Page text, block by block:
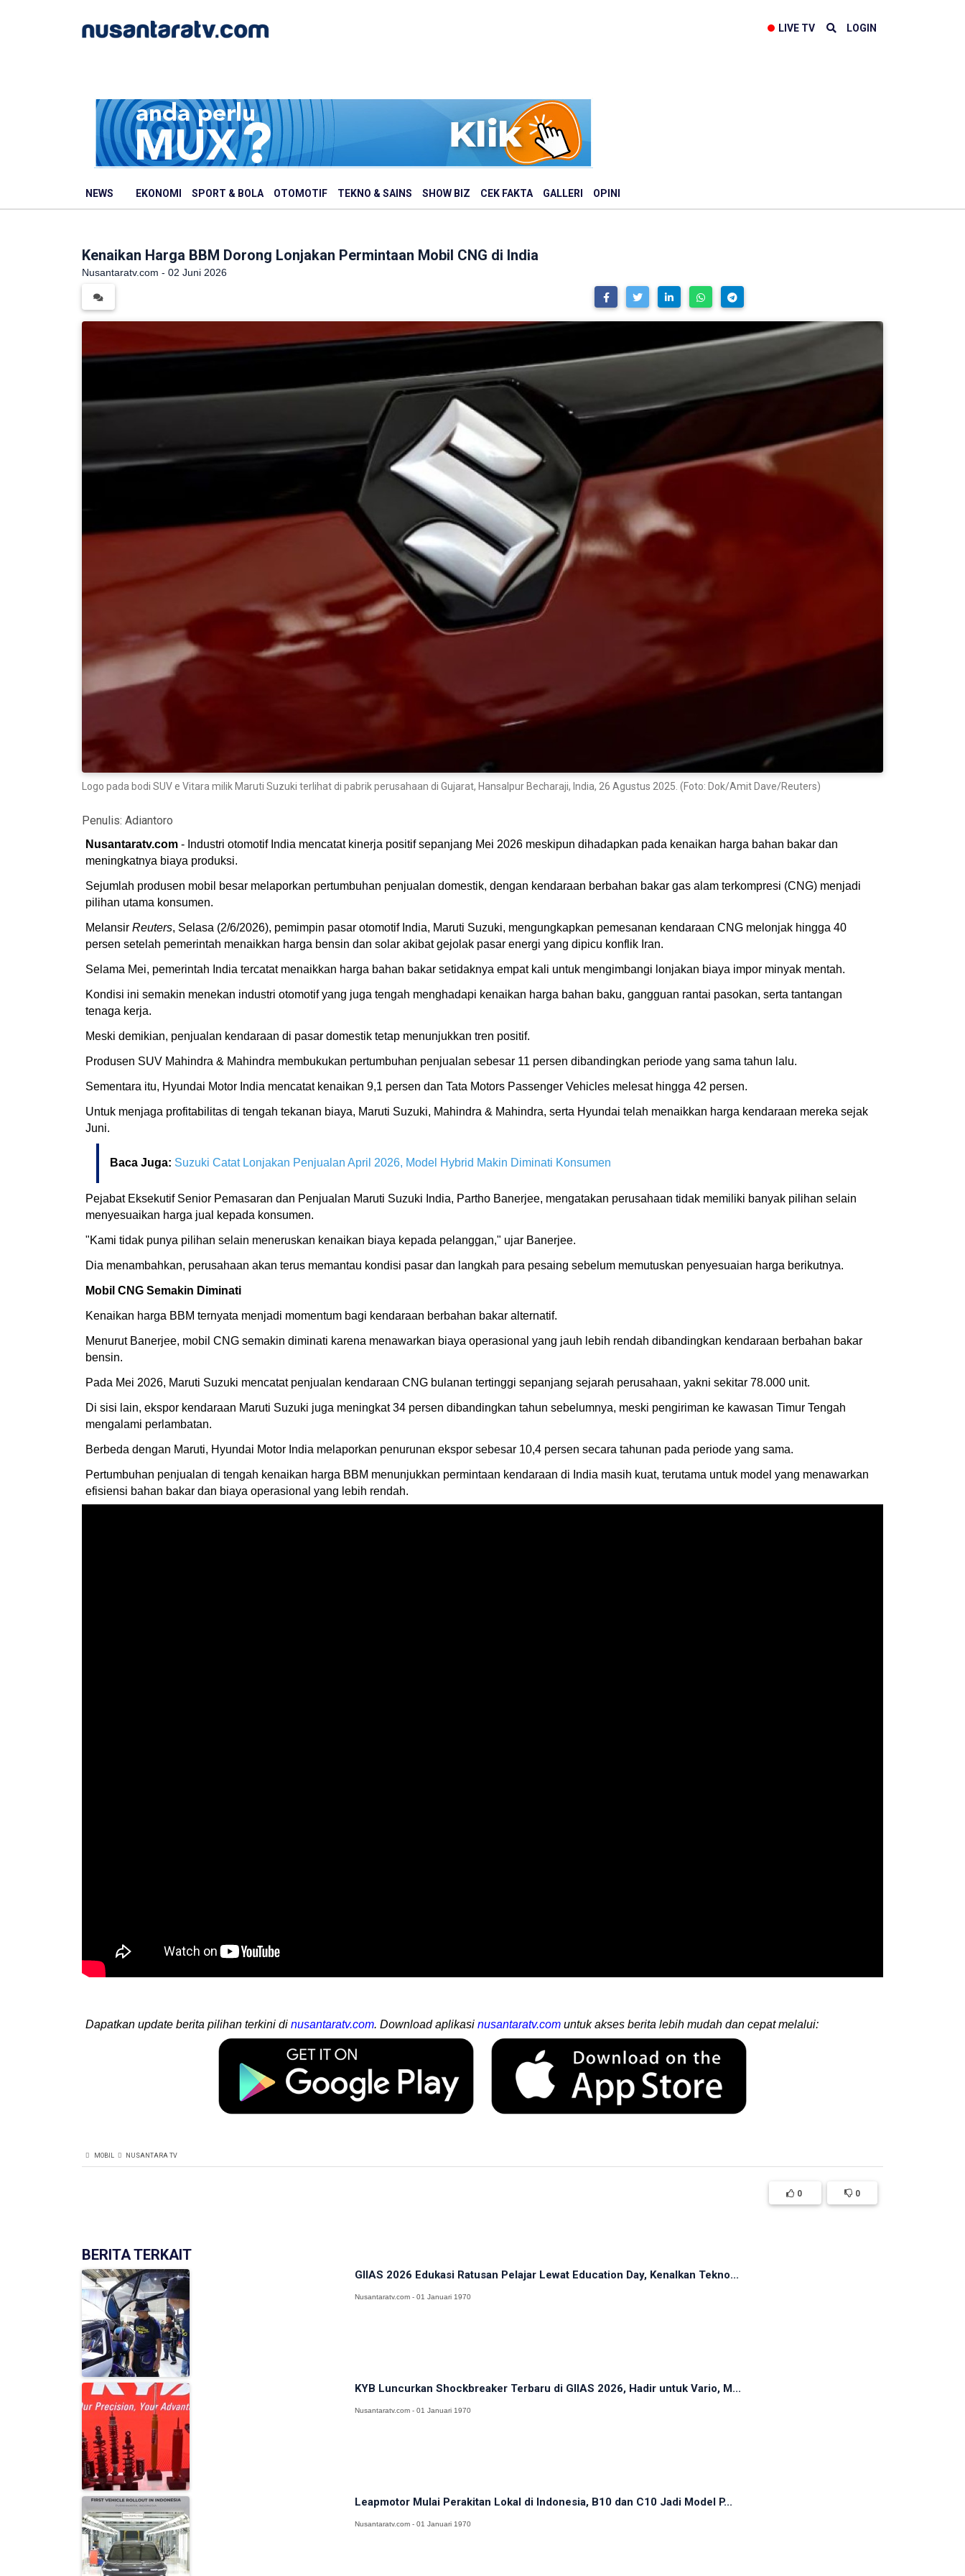
LIVE TV LOGIN
NEWS EKONOMI SPORT & BOLA OTOMOTIF TEKNO & SAINS SHOW BIZ CEK FAKTA GALLERI OPINI
Kenaikan Harga BBM Dorong Lonjakan Permintaan Mobil CNG di India
Nusantaratv.com - 02 Juni 2026
Logo pada bodi SUV e Vitara milik Maruti Suzuki terlihat di pabrik perusahaan di Gujarat, Hansalpur Becharaji, India, 26 Agustus 2025. (Foto: Dok/Amit Dave/Reuters)
Penulis: Adiantoro
Nusantaratv.com - Industri otomotif India mencatat kinerja positif sepanjang Mei 2026 meskipun dihadapkan pada kenaikan harga bahan bakar dan
meningkatnya biaya produksi.
Sejumlah produsen mobil besar melaporkan pertumbuhan penjualan domestik, dengan kendaraan berbahan bakar gas alam terkompresi (CNG) menjadi
pilihan utama konsumen.
Melansir Reuters, Selasa (2/6/2026), pemimpin pasar otomotif India, Maruti Suzuki, mengungkapkan pemesanan kendaraan CNG melonjak hingga 40
persen setelah pemerintah menaikkan harga bensin dan solar akibat gejolak pasar energi yang dipicu konflik Iran.
Selama Mei, pemerintah India tercatat menaikkan harga bahan bakar setidaknya empat kali untuk mengimbangi lonjakan biaya impor minyak mentah.
Kondisi ini semakin menekan industri otomotif yang juga tengah menghadapi kenaikan harga bahan baku, gangguan rantai pasokan, serta tantangan
tenaga kerja.
Meski demikian, penjualan kendaraan di pasar domestik tetap menunjukkan tren positif.
Produsen SUV Mahindra & Mahindra membukukan pertumbuhan penjualan sebesar 11 persen dibandingkan periode yang sama tahun lalu.
Sementara itu, Hyundai Motor India mencatat kenaikan 9,1 persen dan Tata Motors Passenger Vehicles melesat hingga 42 persen.
Untuk menjaga profitabilitas di tengah tekanan biaya, Maruti Suzuki, Mahindra & Mahindra, serta Hyundai telah menaikkan harga kendaraan mereka sejak
Juni.
Baca Juga: Suzuki Catat Lonjakan Penjualan April 2026, Model Hybrid Makin Diminati Konsumen
Pejabat Eksekutif Senior Pemasaran dan Penjualan Maruti Suzuki India, Partho Banerjee, mengatakan perusahaan tidak memiliki banyak pilihan selain
menyesuaikan harga jual kepada konsumen.
"Kami tidak punya pilihan selain meneruskan kenaikan biaya kepada pelanggan," ujar Banerjee.
Dia menambahkan, perusahaan akan terus memantau kondisi pasar dan langkah para pesaing sebelum memutuskan penyesuaian harga berikutnya.
Mobil CNG Semakin Diminati
Kenaikan harga BBM ternyata menjadi momentum bagi kendaraan berbahan bakar alternatif.
Menurut Banerjee, mobil CNG semakin diminati karena menawarkan biaya operasional yang jauh lebih rendah dibandingkan kendaraan berbahan bakar
bensin.
Pada Mei 2026, Maruti Suzuki mencatat penjualan kendaraan CNG bulanan tertinggi sepanjang sejarah perusahaan, yakni sekitar 78.000 unit.
Di sisi lain, ekspor kendaraan Maruti Suzuki juga meningkat 34 persen dibandingkan tahun sebelumnya, meski pengiriman ke kawasan Timur Tengah
mengalami perlambatan.
Berbeda dengan Maruti, Hyundai Motor India melaporkan penurunan ekspor sebesar 10,4 persen secara tahunan pada periode yang sama.
Pertumbuhan penjualan di tengah kenaikan harga BBM menunjukkan permintaan kendaraan di India masih kuat, terutama untuk model yang menawarkan
efisiensi bahan bakar dan biaya operasional yang lebih rendah.
Dapatkan update berita pilihan terkini di nusantaratv.com. Download aplikasi nusantaratv.com untuk akses berita lebih mudah dan cepat melalui:
MOBIL NUSANTARA TV
0 0
BERITA TERKAIT
GIIAS 2026 Edukasi Ratusan Pelajar Lewat Education Day, Kenalkan Tekno...
Nusantaratv.com - 01 Januari 1970
KYB Luncurkan Shockbreaker Terbaru di GIIAS 2026, Hadir untuk Vario, M...
Nusantaratv.com - 01 Januari 1970
Leapmotor Mulai Perakitan Lokal di Indonesia, B10 dan C10 Jadi Model P...
Nusantaratv.com - 01 Januari 1970